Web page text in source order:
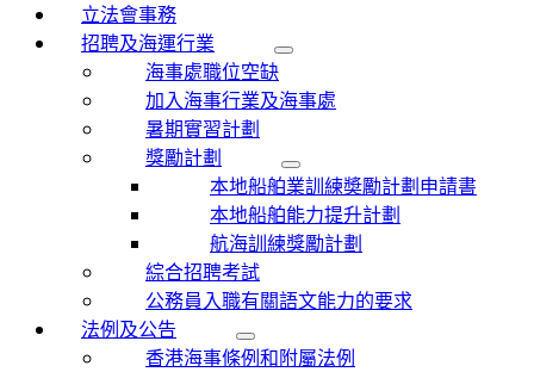
立法會事務
招聘及海運行業
海事處職位空缺
加入海事行業及海事處
暑期實習計劃
獎勵計劃
本地船舶業訓練奬勵計劃申請書
本地船舶能力提升計劃
航海訓練獎勵計劃
綜合招聘考試
公務員入職有關語文能力的要求
法例及公告
香港海事條例和附屬法例